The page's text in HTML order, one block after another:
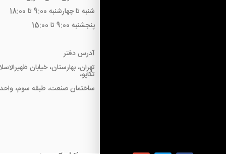
شنبه تا چهارشنبه 9:00 تا 18:00
پنجشنبه 9:00 تا 15:00
آدرس دفتر
تهران، بهارستان، خیابان
تکاپو،
ساختمان صنعت، طبقه سوم، واحد18